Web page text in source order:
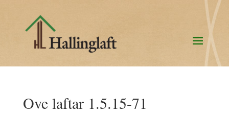
Ove laftar 1.5.15-71